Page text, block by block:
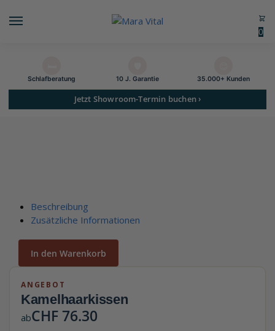
0
Schlaf­beratung 10 J. Garantie 35.000+ Kunden
Jetzt Showroom-Termin buchen ›
Beschreibung
Zusätzliche Informationen
In den Warenkorb
ANGEBOT
Kamelhaarkissen
abCHF 76.30